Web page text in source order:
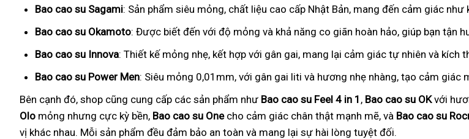
Bao cao su Sagami: Sản phẩm siêu mỏng, chất liệu cao cấp Nhật Bản, mang đến cảm giác
Bao cao su Okamoto: Được biết đến với độ mỏng và khả năng co giãn hoàn hảo, giúp bạn tận
Bao cao su Innova: Thiết kế mỏng nhẹ, kết hợp với gân gai, mang lại cảm giác tự nhiên và kích
Bao cao su Power Men: Siêu mỏng 0,01mm, với gân gai liti và hương nhẹ nhàng, tạo cảm giác
Bên cạnh đó, shop cũng cung cấp các sản phẩm như Bao cao su Feel 4 in 1 , Bao cao su OKvới
Olo mỏng nhưng cực kỳ bền, Bao cao su Onecho cảm giác chân thật mạnh mẽ, và Bao cao su
vị khác nhau. Mỗi sản phẩm đều đảm bảo an toàn và mang lại sự hài lòng tuyệt đối.